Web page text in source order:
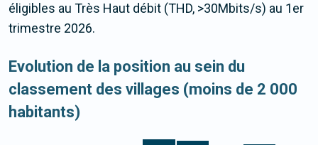
éligibles au Très Haut débit (THD, >30Mbits/s) au 1er
trimestre 2026.
Evolution de la position au sein du
classement des villages (moins de 2 000
habitants)